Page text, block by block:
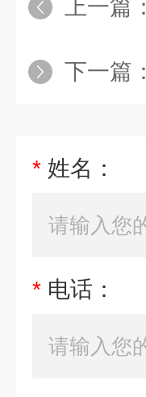
上一篇：
下一篇：
* 姓名：
* 电话：